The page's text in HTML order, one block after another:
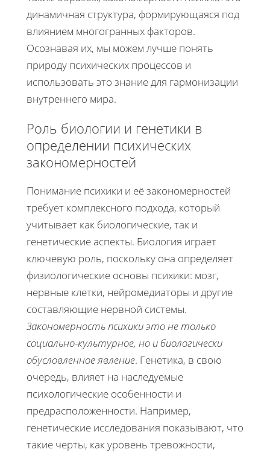
динамичная структура, формирующаяся под
влиянием многогранных факторов.
Осознавая их, мы можем лучше понять
природу психических процессов и
использовать это знание для гармонизации
внутреннего мира.
Роль биологии и генетики в
определении психических
закономерностей
Понимание психики и её закономерностей
требует комплексного подхода, который
учитывает как биологические, так и
генетические аспекты. Биология играет
ключевую роль, поскольку она определяет
физиологические основы психики: мозг,
нервные клетки, нейромедиаторы и другие
составляющие нервной системы.
Закономерность психики это не только
социально-культурное, но и биологически
обусловленное явление. Генетика, в свою
очередь, влияет на наследуемые
психологические особенности и
предрасположенности. Например,
генетические исследования показывают, что
такие черты, как уровень тревожности,